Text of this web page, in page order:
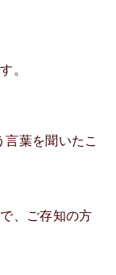
。
言葉を聞いたこ
、ご存知の方